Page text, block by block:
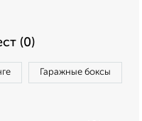
(0)
Гаражные боксы